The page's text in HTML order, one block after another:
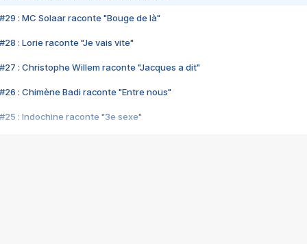
#29 : MC Solaar raconte "Bouge de là"
#28 : Lorie raconte "Je vais vite"
#27 : Christophe Willem raconte "Jacques a dit"
#26 : Chimène Badi raconte "Entre nous"
#25 : Indochine raconte "3e sexe"